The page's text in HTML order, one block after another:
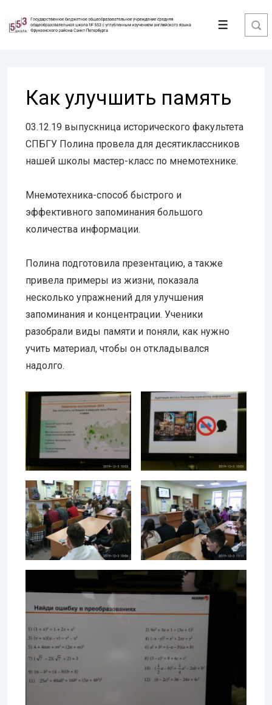
Перейти
Меню
Как улучшить память
03.12.19 выпускница исторического факультета
СПБГУ Полина провела для десятиклассников
нашей школы мастер-класс по мнемотехнике.
Мнемотехника-способ быстрого и
эффективного запоминания большого
количества информации.
Полина подготовила презентацию, а также
привела примеры из жизни, показала
несколько упражнений для улучшения
запоминания и концентрации. Ученики
разобрали виды памяти и поняли, как нужно
учить материал, чтобы он откладывался
надолго.